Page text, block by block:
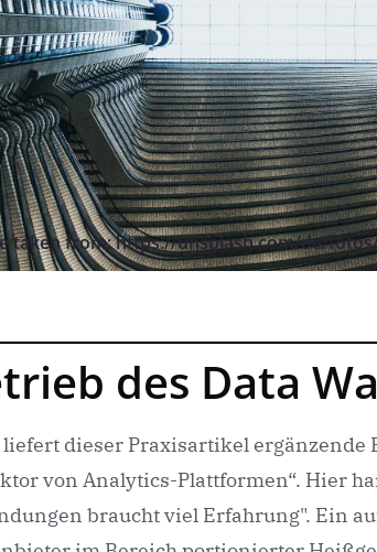
taken from: https://unsplash.com/de/
des Data
dieser Praxisartikel
von Analytics-Plattformen“. Hier
braucht viel Erfahrung". Ein